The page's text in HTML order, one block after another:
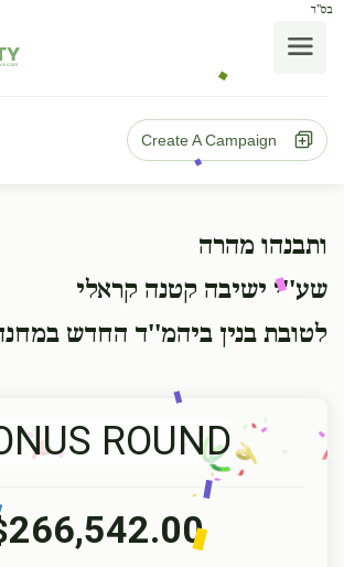
בס"ד
Create A Campaign
ותבנהו מהרה
שע''י ישיבה קטנה קראלי
לטובת בנין ביהמ''ד החדש
ROUND
266,542.00